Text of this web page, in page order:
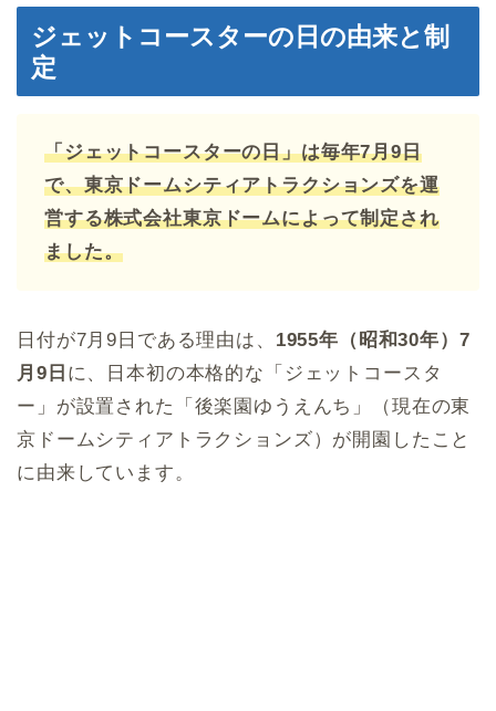
ジェットコースターの日の由来と制
定
「ジェットコースターの日」は毎年7月9日
で、東京ドームシティアトラクションズを運
営する株式会社東京ドームによって制定され
ました。
日付が7月9日である理由は、 1955年（昭和30年）7
月9日 に、日本初の本格的な「ジェットコースタ
ー」が設置された「後楽園ゆうえんち」（現在の東
京ドームシティアトラクションズ）が開園したこと
に由来しています。